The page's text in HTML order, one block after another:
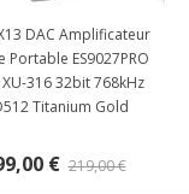
DAC Amplificateur
Portable ES9027PRO
XU-316 32bit 768kHz
Titanium Gold
€ 219,00 €